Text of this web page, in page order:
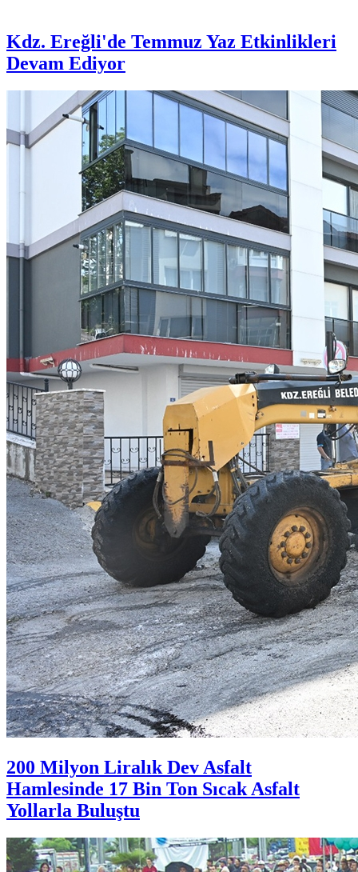
Kdz. Ereğli'de Temmuz Yaz Etkinlikleri
Devam Ediyor
200 Milyon Liralık Dev Asfalt
Hamlesinde 17 Bin Ton Sıcak Asfalt
Yollarla Buluştu